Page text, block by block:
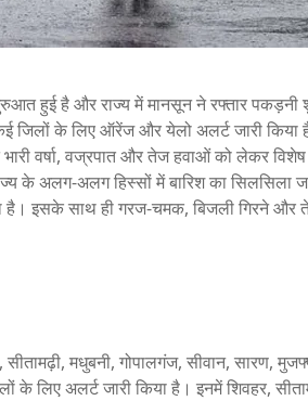
हुई है और राज्य में मानसून ने रफ्तार पकड़नी
जिलों के लिए ऑरेंज और येलो अलर्ट जारी किया
वर्षा, वज्रपात और तेज हवाओं को लेकर
के अलग-अलग हिस्सों में बारिश का सिलसिला
है। इसके साथ ही गरज-चमक, बिजली गिरने और
सीतामढ़ी, मधुबनी, गोपालगंज, सीवान, सारण,
के लिए अलर्ट जारी किया है। इनमें शिवहर,